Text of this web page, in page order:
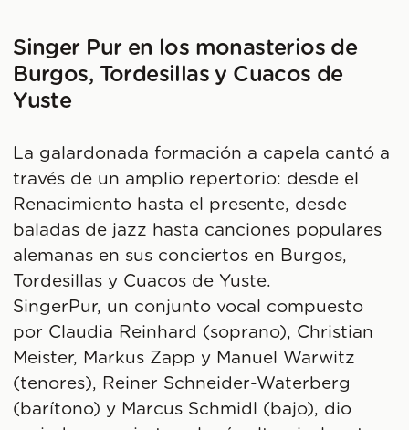
Singer Pur en los monasterios de
Burgos, Tordesillas y Cuacos de
Yuste
La galardonada formación a capela cantó a
través de un amplio repertorio: desde el
Renacimiento hasta el presente, desde
baladas de jazz hasta canciones populares
alemanas en sus conciertos en Burgos,
Tordesillas y Cuacos de Yuste.
SingerPur, un conjunto vocal compuesto
por Claudia Reinhard (soprano), Christian
Meister, Markus Zapp y Manuel Warwitz
(tenores), Reiner Schneider-Waterberg
(barítono) y Marcus Schmidl (bajo), dio